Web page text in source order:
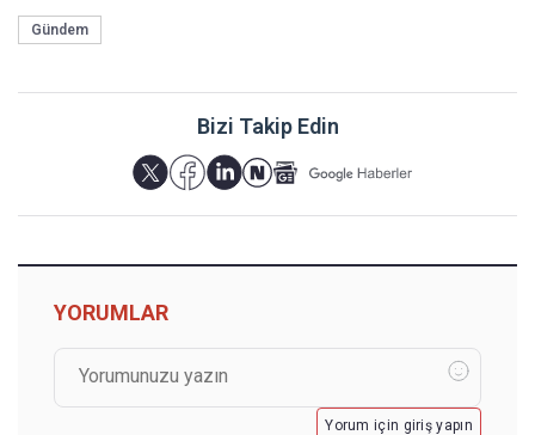
Gündem
Bizi Takip Edin
YORUMLAR
Yorum için giriş yapın